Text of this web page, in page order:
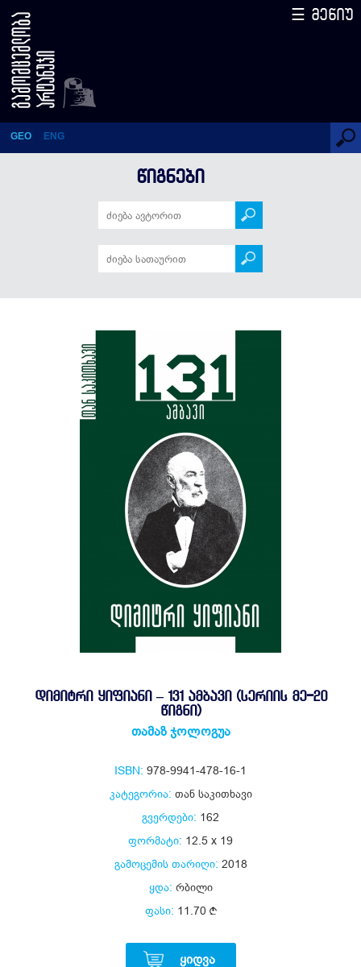
დიმიტრი ყიფიანი – 131
ამბავი (სერიის მე-20 წიგნი)
GEO ENG
☰ მენიუ
ᲬᲘᲒᲜᲔᲑᲘ
ᲓᲘᲛᲘᲢᲠᲘ ᲧᲘᲤᲘᲐᲜᲘ – 131 ᲐᲛᲑᲐᲕᲘ (ᲡᲔᲠᲘᲘᲡ ᲛᲔ-20
ᲬᲘᲒᲜᲘ)
თამაზ ჯოლოგუა
ISBN: 978-9941-478-16-1
კატეგორია: თან საკითხავი
გვერდები: 162
ფორმატი: 12.5 x 19
გამოცემის თარიღი: 2018
ყდა: რბილი
ფასი: 11.70
ᲧᲘᲓᲕᲐ